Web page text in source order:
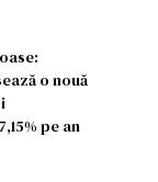
o nouă
pe an